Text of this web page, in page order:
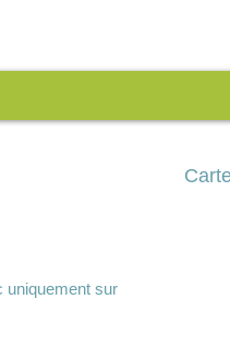
uniquement sur